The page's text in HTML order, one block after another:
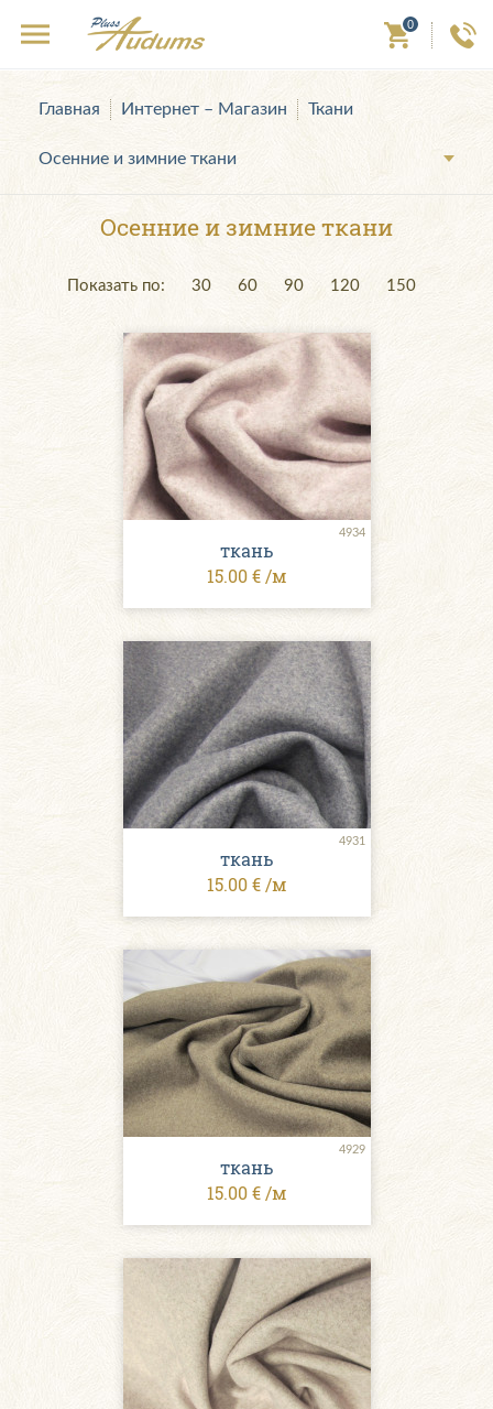
0
Главная Интернет – Магазин Ткани
Осенние и зимние ткани
Осенние и зимние ткани
Показать по: 30 60 90 120 150
4934
ткань
15.00 € /м
4931
ткань
15.00 € /м
4929
ткань
15.00 € /м